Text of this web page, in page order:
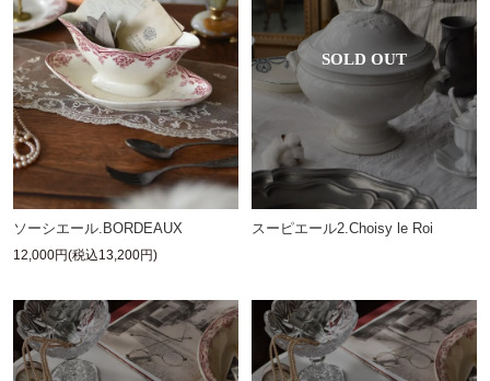
ソーシエール.BORDEAUX
12,000円(税込13,200円)
スーピエール2.Choisy le Roi